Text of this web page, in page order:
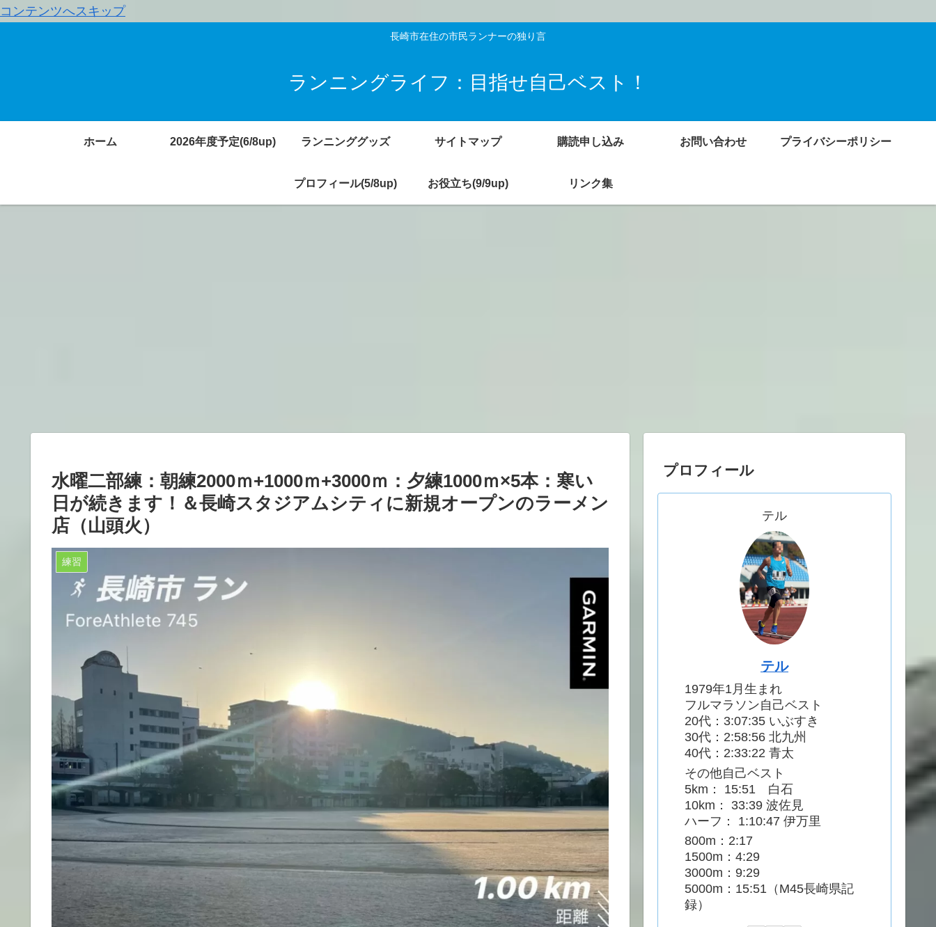
コンテンツへスキップ
長崎市在住の市民ランナーの独り言
ランニングライフ：目指せ自己ベスト！
ホーム 2026年度予定(6/8up) ランニンググッズ サイトマップ 購読申し込み お問い合わせ プライバシーポリシー
プロフィール(5/8up) お役立ち(9/9up) リンク集
水曜二部練：朝練2000ｍ+1000ｍ+3000ｍ：夕練1000ｍ×5本：寒い
日が続きます！＆長崎スタジアムシティに新規オープンのラーメン
店（山頭火）
練習
プロフィール
テル
テル
1979年1月生まれ
フルマラソン自己ベスト
20代：3:07:35 いぶすき
30代：2:58:56 北九州
40代：2:33:22 青太
その他自己ベスト
5km： 15:51 白石
10km： 33:39 波佐見
ハーフ： 1:10:47 伊万里
800m：2:17
1500m：4:29
3000m：9:29
5000m：15:51（M45長崎県記
録）